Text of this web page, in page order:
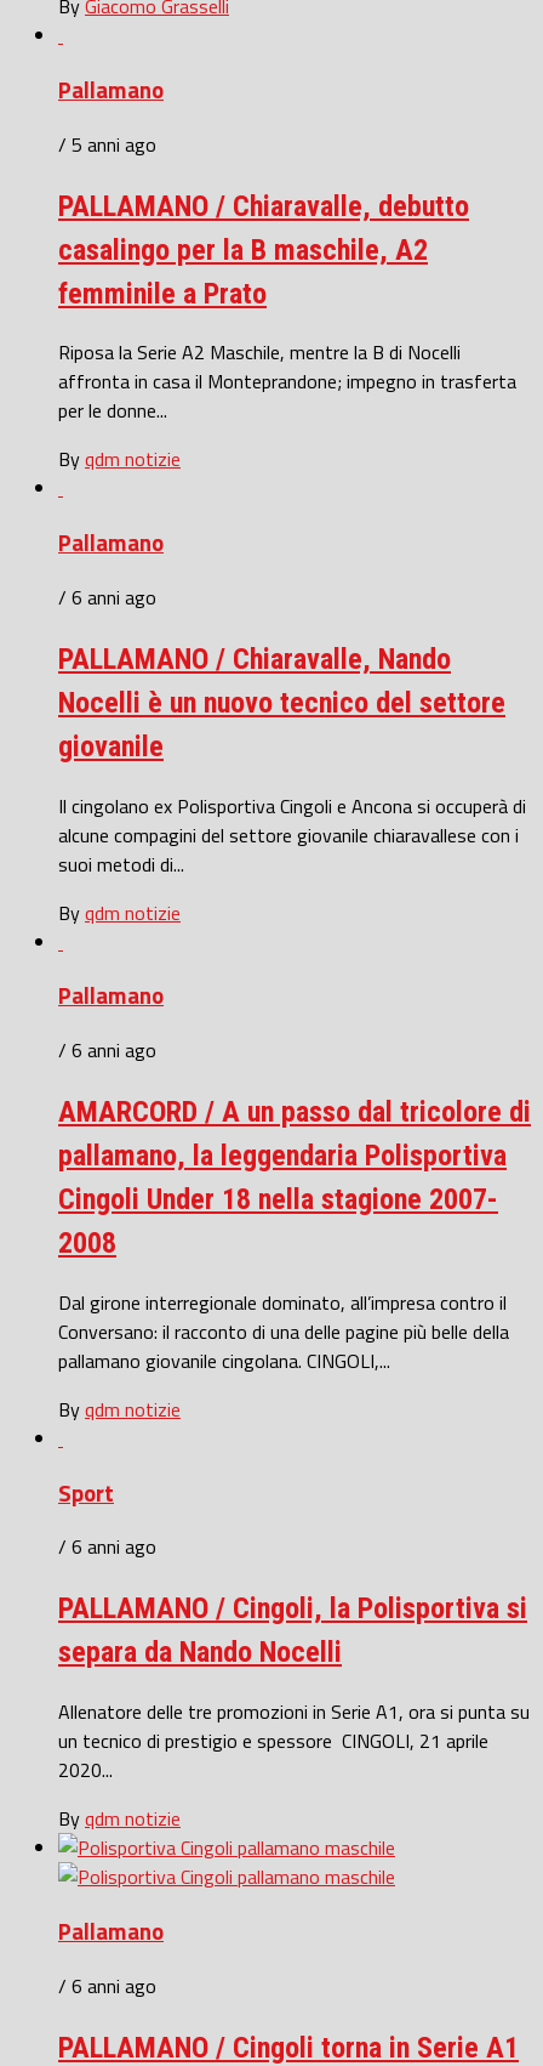
ByGiacomo Grasselli
Pallamano
/ 5 anni ago
PALLAMANO / Chiaravalle, debutto
casalingo per la B maschile, A2
femminile a Prato
Riposa la Serie A2 Maschile, mentre la B di Nocelli
affronta in casa il Monteprandone; impegno in trasferta
per le donne...
Byqdm notizie
Pallamano
/ 6 anni ago
PALLAMANO / Chiaravalle, Nando
Nocelli è un nuovo tecnico del settore
giovanile
Il cingolano ex Polisportiva Cingoli e Ancona si occuperà di
alcune compagini del settore giovanile chiaravallese con i
suoi metodi di...
Byqdm notizie
Pallamano
/ 6 anni ago
AMARCORD / A un passo dal tricolore di
pallamano, la leggendaria Polisportiva
Cingoli Under 18 nella stagione 2007-
2008
Dal girone interregionale dominato, all’impresa contro il
Conversano: il racconto di una delle pagine più belle della
pallamano giovanile cingolana. CINGOLI,...
Byqdm notizie
Sport
/ 6 anni ago
PALLAMANO / Cingoli, la Polisportiva si
separa da Nando Nocelli
Allenatore delle tre promozioni in Serie A1, ora si punta su
un tecnico di prestigio e spessore CINGOLI, 21 aprile
2020...
Byqdm notizie
Pallamano
/ 6 anni ago
PALLAMANO / Cingoli torna in Serie A1